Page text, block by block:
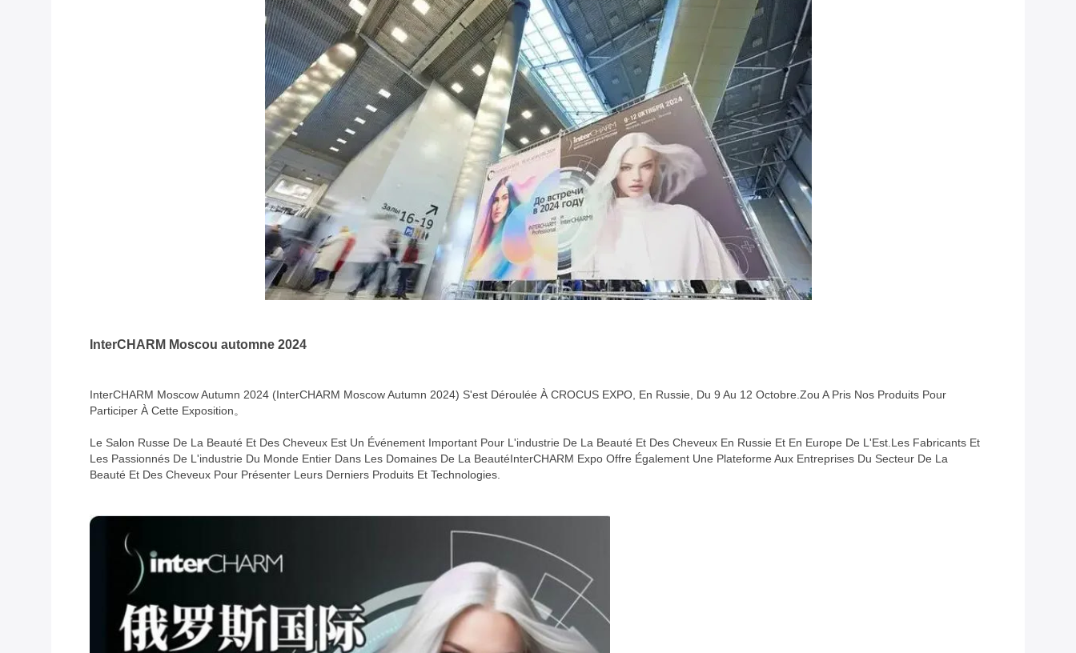
InterCHARM Moscou automne 2024
InterCHARM Moscow Autumn 2024 (InterCHARM Moscow Autumn 2024) S'est Déroulée À CROCUS EXPO, En Russie, Du 9 Au 12 Octobre.Zou A Pris Nos Produits Pour
Participer À Cette Exposition。
Le Salon Russe De La Beauté Et Des Cheveux Est Un Événement Important Pour L'industrie De La Beauté Et Des Cheveux En Russie Et En Europe De L'Est.les Fabricants Et
Les Passionnés De L'industrie Du Monde Entier Dans Les Domaines De La BeautéInterCHARM Expo Offre Également Une Plateforme Aux Entreprises Du Secteur De La
Beauté Et Des Cheveux Pour Présenter Leurs Derniers Produits Et Technologies.